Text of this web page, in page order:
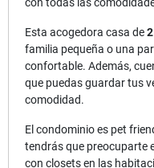
Esta acogedora casa de
familia pequeña o una
confortable. Además,
que puedas guardar tus
comodidad.
El condominio es pet
tendrás que preocuparte
con closets en las